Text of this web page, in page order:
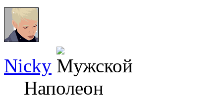
Nicky
Наполеон